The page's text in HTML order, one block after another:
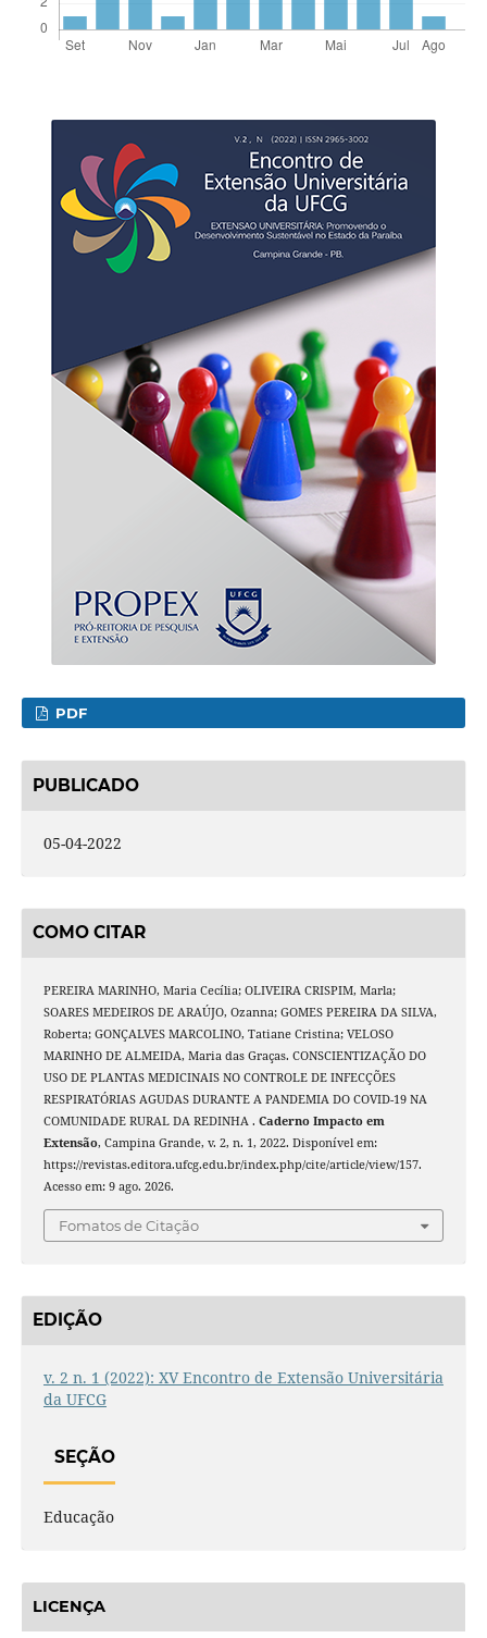
PDF
PUBLICADO
05-04-2022
COMO CITAR
PEREIRA MARINHO, Maria Cecília; OLIVEIRA CRISPIM, Marla;
SOARES MEDEIROS DE ARAÚJO, Ozanna; GOMES PEREIRA DA SILVA,
Roberta; GONÇALVES MARCOLINO, Tatiane Cristina; VELOSO
MARINHO DE ALMEIDA, Maria das Graças. CONSCIENTIZAÇÃO DO
USO DE PLANTAS MEDICINAIS NO CONTROLE DE INFECÇÕES
RESPIRATÓRIAS AGUDAS DURANTE A PANDEMIA DO COVID-19 NA
COMUNIDADE RURAL DA REDINHA . Caderno Impacto em
Extensão, Campina Grande, v. 2, n. 1, 2022. Disponível em:
https://revistas.editora.ufcg.edu.br/index.php/cite/article/view/157.
Acesso em: 9 ago. 2026.
Fomatos de Citação
EDIÇÃO
v. 2 n. 1 (2022): XV Encontro de Extensão Universitária
da UFCG
SEÇÃO
Educação
LICENÇA